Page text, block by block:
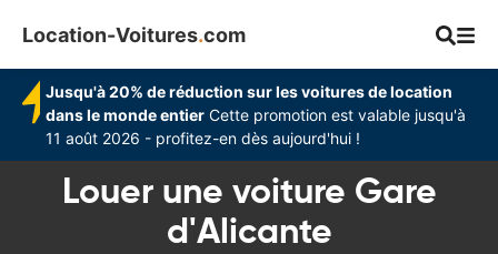
Location-Voitures.com
Jusqu'à 20% de réduction sur les voitures de location
dans le monde entier Cette promotion est valable jusqu'à
11 août 2026 - profitez-en dès aujourd'hui !
Louer une voiture Gare
d'Alicante